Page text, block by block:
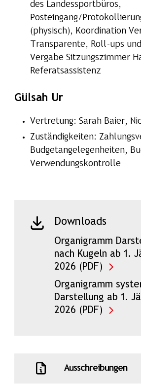
des Landessportbüros,
Posteingang/
(physisch), Koordination
Transparente, Roll-ups
Vergabe Sitzungszimmer
Referatsassistenz
Gülsah Ur
Vertretung: Sarah Baier,
Zuständigkeiten:
Budgetangelegenheiten,
Verwendungskontrolle
Downloads
Organigramm
nach Kugeln ab 1.
2026 (PDF)
Organigramm
Darstellung ab 1.
2026 (PDF)
Ausschreibungen